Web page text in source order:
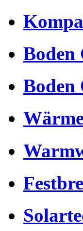
Boden
Boden